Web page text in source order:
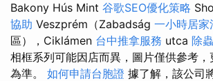
Bakony Hús Mint 谷歌SEO優化策略
協助 Veszprém（Zabadság 一小時居家
區），Ciklámen 台中推拿服務 utca 除蟲
相框系列可能因店而異，圖片僅供參考
為準。 如何申請台胞證 據了解，該公司